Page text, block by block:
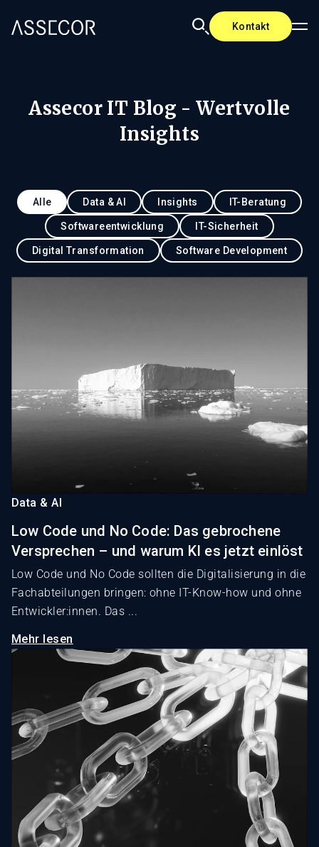
Kontakt
Assecor IT Blog - Wertvolle
Insights
Alle Data & AI Insights IT-Beratung
Softwareentwicklung IT-Sicherheit
Digital Transformation Software Development
Data & AI
Low Code und No Code: Das gebrochene
Versprechen – und warum KI es jetzt einlöst
Low Code und No Code sollten die Digitalisierung in die
Fachabteilungen bringen: ohne IT-Know-how und ohne
Entwickler:innen. Das ...
Mehr lesen